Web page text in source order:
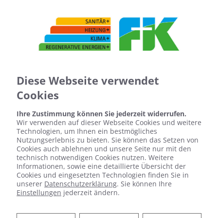
Diese Webseite verwendet
Cookies
Ihre Zustimmung können Sie jederzeit widerrufen.
Wir verwenden auf dieser Webseite Cookies und weitere
Technologien, um Ihnen ein bestmögliches
Nutzungserlebnis zu bieten. Sie können das Setzen von
Cookies auch ablehnen und unsere Seite nur mit den
technisch notwendigen Cookies nutzen. Weitere
Informationen, sowie eine detaillierte Übersicht der
Cookies und eingesetzten Technologien finden Sie in
unserer Datenschutzerklärung. Sie können Ihre
Einstellungen jederzeit ändern.